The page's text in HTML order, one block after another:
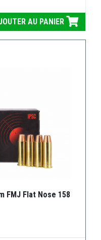
AU PANIER
FMJ Flat Nose 158